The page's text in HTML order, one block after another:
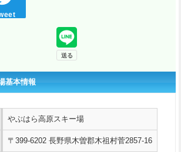
基本情報
やぶはら高原スキー場
〒399-6202 長野県木曽郡木祖村菅2857-16